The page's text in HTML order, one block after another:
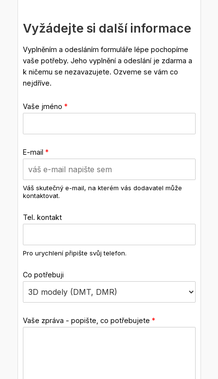
Vyžádejte si další informace
Vyplněním a odesláním formuláře lépe pochopíme
vaše potřeby. Jeho vyplnění a odeslání je zdarma a
k ničemu se nezavazujete. Ozveme se vám co
nejdříve.
Vaše jméno *
E-mail *
Váš skutečný e-mail, na kterém vás dodavatel může
kontaktovat.
Tel. kontakt
Pro urychlení připište svůj telefon.
Co potřebuji
Vaše zpráva - popište, co potřebujete *